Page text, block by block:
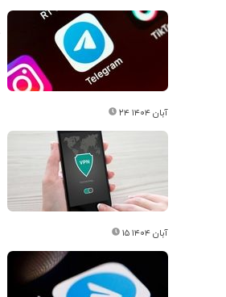
۲۴ آبان ۱۴۰۴
۱۵ آبان ۱۴۰۴